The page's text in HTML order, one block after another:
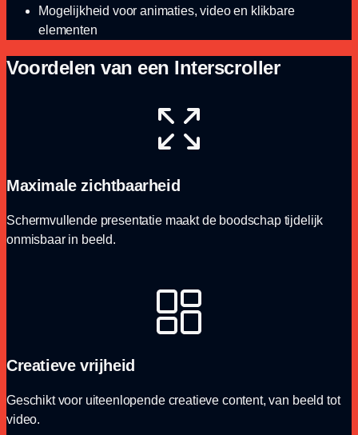
Mogelijkheid voor animaties, video en klikbare
elementen
Voordelen van een Interscroller
Maximale zichtbaarheid
Schermvullende presentatie maakt de boodschap tijdelijk
onmisbaar in beeld.
Creatieve vrijheid
Geschikt voor uiteenlopende creatieve content, van beeld tot
video.